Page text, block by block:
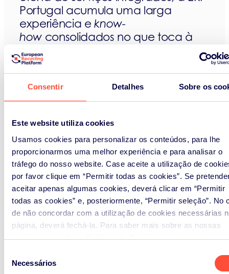
Consentir Detalhes Sobre os
Este website utiliza cookies
Usamos cookies para personalizar os conteúdos, para lhe
proporcionarmos uma melhor experiência e para analisar o
tráfego do nosso website. Case aceite a utilização de
por favor clique em “Permitir todas as cookies”. Se
aceitar apenas algumas cookies, deverá clicar em “Permitir
todas as cookies” e, posteriormente, “Permitir seleção”. No
de não concordar com a utilização de cookies necessárias
página, deverá fechá-la. Para saber mais sobre as nossas
cookies, consultar aPolítica de Cookies.
Necessários
Portugal acumula uma larga
experiência e know-
how consolidados no que toca à
gestão de resíduos, importando as
melhores práticas e metodologias
disponíveis no contexto Europeu e
defendendo a concorrência como
um elemento essencial à
na utilização dos recursos.
Com vista a consolidar a sua
posição comoplayerefetivo num
mercado estruturante para a
economia e para sociedade, a ERP
Portugal tem primado pela criação
e fortalecimento de relações de
parceria, para a implementação
eficiente, que contribua para o